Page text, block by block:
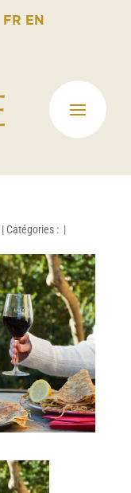
FR EN
| Catégories : |